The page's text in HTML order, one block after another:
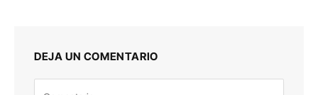
DEJA UN COMENTARIO